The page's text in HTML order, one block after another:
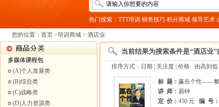
热门搜索： TTT培训 销售技巧 积分商城 领导艺术
您的位置： 首页 >培训商城 > 酒店业
多媒体课程包
(A)个人发展类
(B)综合类
(C)战略类
(D)人力资源类
当前结果为搜索条件是“酒店业
排序方式： 日期 关注度 | 价格 由高到低
标 题： 赢在个性——餐
讲 师： 易钟
定 价： 450 元 编 号：